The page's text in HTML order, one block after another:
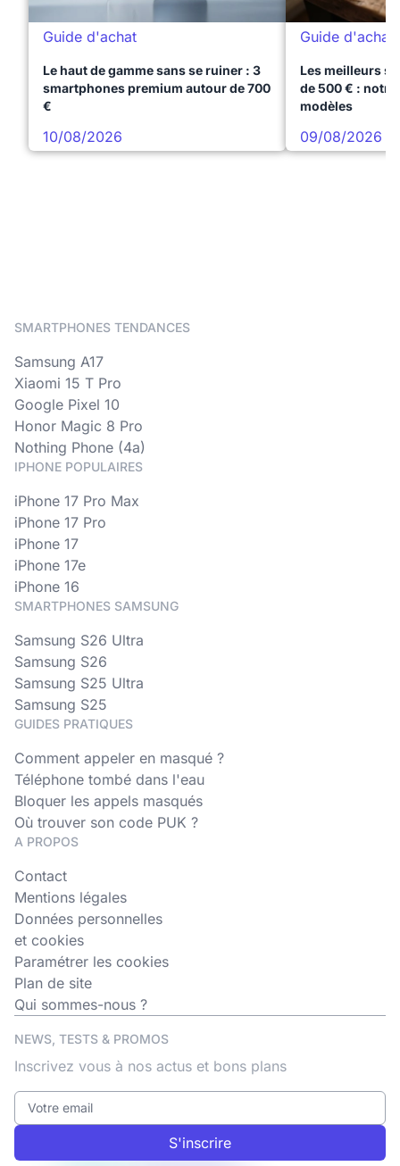
Guide d'achat
Le haut de gamme sans se ruiner : 3
smartphones premium autour de 700
€
10/08/2026
Guide d'achat
Les meilleurs
de 500 € :
modèles
09/08/2026
SMARTPHONES TENDANCES
Samsung A17
Xiaomi 15 T Pro
Google Pixel 10
Honor Magic 8 Pro
Nothing Phone (4a)
IPHONE POPULAIRES
iPhone 17 Pro Max
iPhone 17 Pro
iPhone 17
iPhone 17e
iPhone 16
SMARTPHONES SAMSUNG
Samsung S26 Ultra
Samsung S26
Samsung S25 Ultra
Samsung S25
GUIDES PRATIQUES
Comment appeler en masqué ?
Téléphone tombé dans l'eau
Bloquer les appels masqués
Où trouver son code PUK ?
A PROPOS
Contact
Mentions légales
Données personnelles
et cookies
Paramétrer les cookies
Plan de site
Qui sommes-nous ?
NEWS, TESTS & PROMOS
Inscrivez vous à nos actus et bons plans
S'inscrire